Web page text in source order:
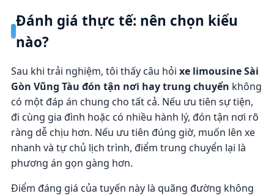
Đánh giá thực tế: nên chọn kiểu
nào?
Sau khi trải nghiệm, tôi thấy câu hỏi xe limousine Sài
Gòn Vũng Tàu đón tận nơi hay trung chuyển không
có một đáp án chung cho tất cả. Nếu ưu tiên sự tiện,
đi cùng gia đình hoặc có nhiều hành lý, đón tận nơi rõ
ràng dễ chịu hơn. Nếu ưu tiên đúng giờ, muốn lên xe
nhanh và tự chủ lịch trình, điểm trung chuyển lại là
phương án gọn gàng hơn.
Điểm đáng giá của tuyến này là quãng đường không